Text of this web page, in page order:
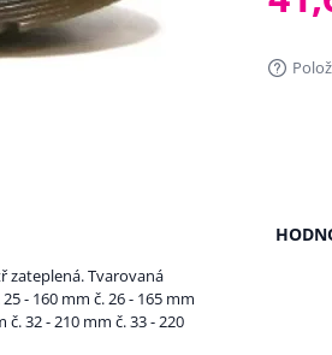
zateplená. Tvarovaná
- 160 mm č. 26 - 165 mm
č. 32 - 210 mm č. 33 - 220